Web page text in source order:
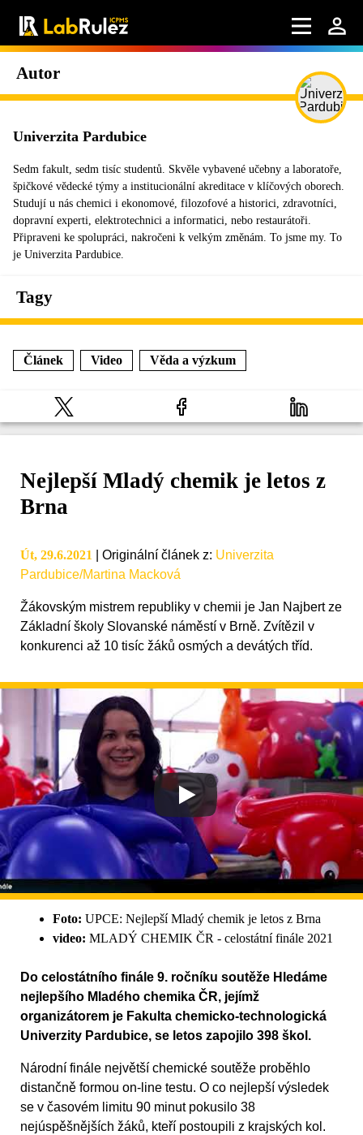
Autor
Univerzita Pardubice
Sedm fakult, sedm tisíc studentů. Skvěle vybavené učebny a laboratoře,
špičkové vědecké týmy a institucionální akreditace v klíčových oborech.
Studují u nás chemici i ekonomové, filozofové a historici, zdravotníci,
dopravní experti, elektrotechnici a informatici, nebo restaurátoři.
Připraveni ke spolupráci, nakročeni k velkým změnám. To jsme my. To
je Univerzita Pardubice.
Tagy
Článek Video Věda a výzkum
Nejlepší Mladý chemik je letos z
Brna
Út, 29.6.2021 Originální článek z: Univerzita
Pardubice/Martina Macková
Žákovským mistrem republiky v chemii je Jan Najbert ze
Základní školy Slovanské náměstí v Brně. Zvítězil v
konkurenci až 10 tisíc žáků osmých a devátých tříd.
Foto: UPCE: Nejlepší Mladý chemik je letos z Brna
video: MLADÝ CHEMIK ČR - celostátní finále 2021
Do celostátního finále 9. ročníku soutěže Hledáme
nejlepšího Mladého chemika ČR, jejímž
organizátorem je Fakulta chemicko-technologická
Univerzity Pardubice, se letos zapojilo 398 škol.
Národní finále největší chemické soutěže proběhlo
distančně formou on-line testu. O co nejlepší výsledek
se v časovém limitu 90 minut pokusilo 38
nejúspěšnějších žáků, kteří postoupili z krajských kol.